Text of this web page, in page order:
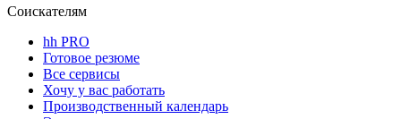
Соискателям
hh PRO
Готовое резюме
Все сервисы
Хочу у вас работать
Производственный календарь